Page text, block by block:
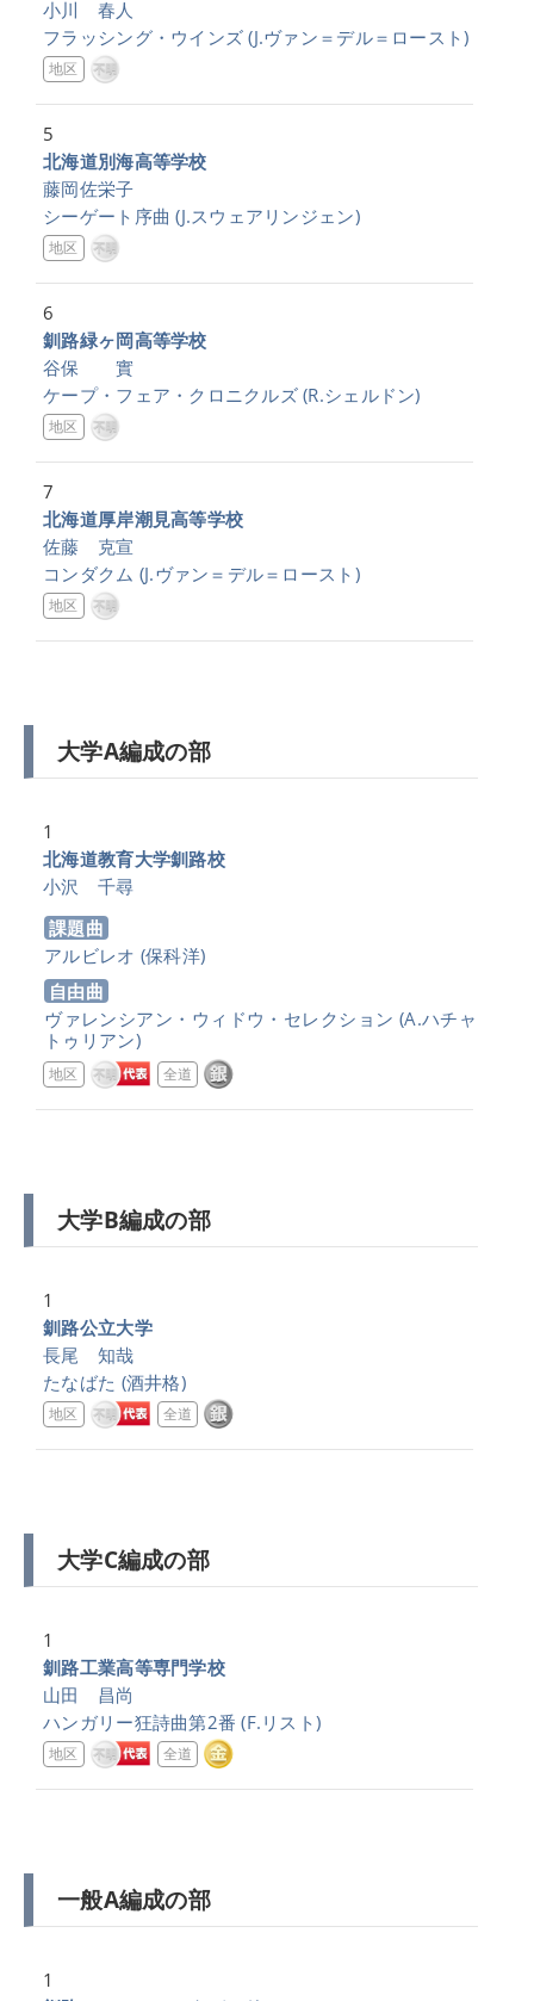
小川 春人
フラッシング・ウインズ (J.ヴァン＝デル＝ロースト)
地区
5
北海道別海高等学校
藤岡佐栄子
シーゲート序曲 (J.スウェアリンジェン)
地区
6
釧路緑ヶ岡高等学校
谷保 實
ケープ・フェア・クロニクルズ(R.シェルドン)
地区
7
北海道厚岸潮見高等学校
佐藤 克宣
コンダクム (J.ヴァン＝デル＝ロースト)
地区
大学A編成の部
1
北海道教育大学釧路校
小沢 千尋
課題曲
アルビレオ (保科洋)
自由曲
ヴァレンシアン・ウィドウ・セレクション (A.ハチャ
トゥリアン)
地区 全道
大学B編成の部
1
釧路公立大学
長尾 知哉
たなばた (酒井格)
地区 全道
大学C編成の部
1
釧路工業高等専門学校
山田 昌尚
ハンガリー狂詩曲第2番 (F.リスト)
地区 全道
一般A編成の部
1